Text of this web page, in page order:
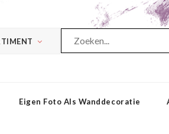
Eigen Foto Als Wanddecoratie